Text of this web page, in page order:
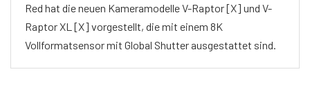
Red hat die neuen Kameramodelle V-Raptor [X] und V-
Raptor XL [X] vorgestellt, die mit einem 8K
Vollformatsensor mit Global Shutter ausgestattet sind.